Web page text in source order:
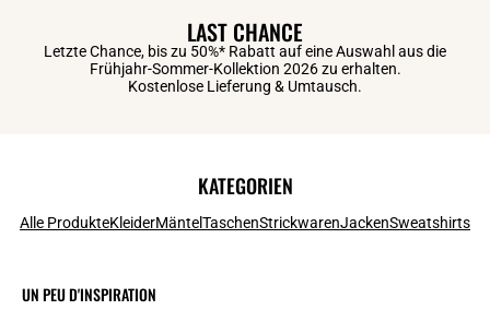
LAST CHANCE
Letzte Chance, bis zu 50%* Rabatt auf eine Auswahl aus die
Frühjahr-Sommer-Kollektion 2026 zu erhalten.
Kostenlose Lieferung & Umtausch.
KATEGORIEN
Alle ProdukteKleiderMäntelTaschenStrickwarenJackenSweatshirts
UN PEU D'INSPIRATION